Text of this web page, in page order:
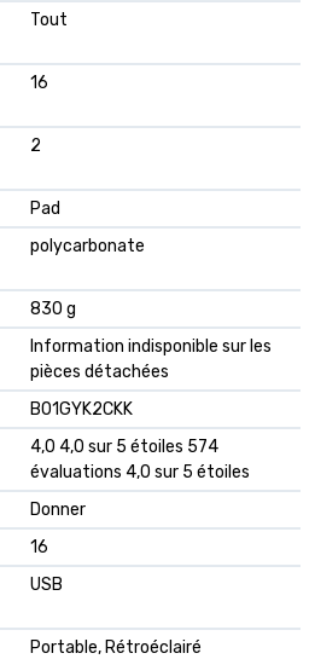
‎Tout
‎16
‎2
‎Pad
‎polycarbonate
‎830 g
‎Information indisponible sur les
pièces détachées
B01GYK2CKK
4,0 4,0 sur 5 étoiles 574
évaluations 4,0 sur 5 étoiles
Donner
16
USB
Portable, Rétroéclairé